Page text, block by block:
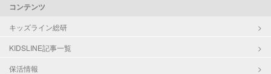
コンテンツ
キッズライン総研
KIDSLINE記事一覧
保活情報